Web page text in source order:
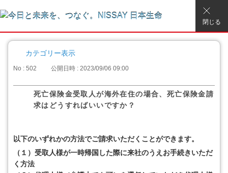
閉じる
カテゴリー表示
No : 502 公開日時 : 2023/09/06 09:00
死亡保険金受取人が海外在住の場合、死亡保険金請
求はどうすればいいですか？
以下のいずれかの方法でご請求いただくことができます。
（１）受取人様が一時帰国した際に来社のうえお手続きいただ
く方法